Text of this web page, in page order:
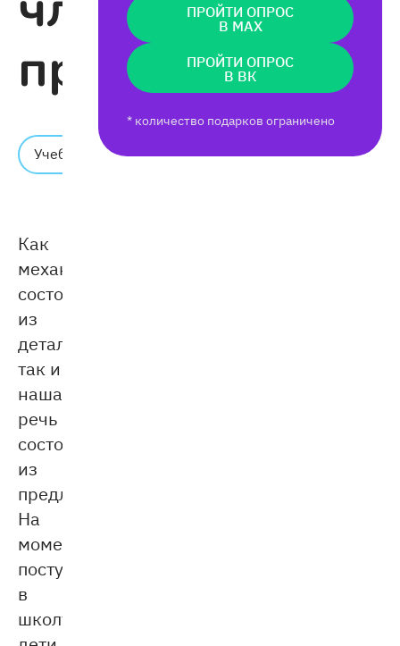
предложения
Учебник
чтения:
Как
механизм
состоит
из
деталей,
так и
наша
речь
состоит
из
предложений.
На
момент
поступления
в
школу
ПРОЙТИ ОПРОС
В MAX
ПРОЙТИ ОПРОС
В ВК
* количество подарков ограничено